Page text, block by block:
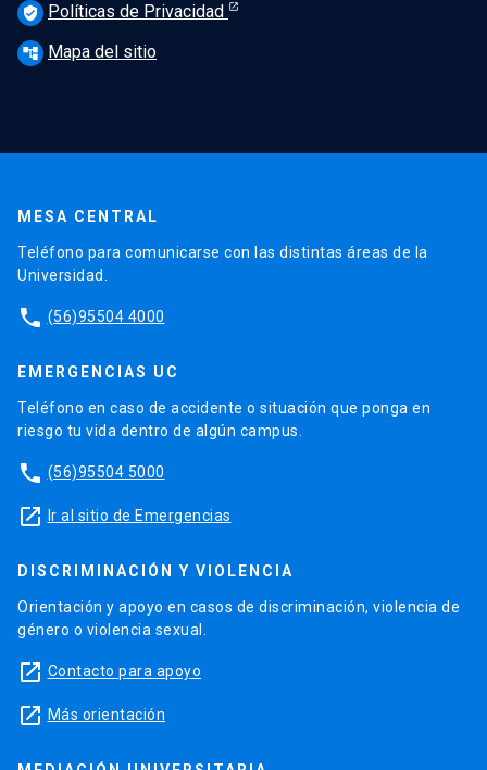
verified_user Políticas de Privacidad
account_tree Mapa del sitio
MESA CENTRAL
Teléfono para comunicarse con las distintas áreas de la
Universidad.
phone (56)95504 4000
EMERGENCIAS UC
Teléfono en caso de accidente o situación que ponga en
riesgo tu vida dentro de algún campus.
phone (56)95504 5000
launch Ir al sitio de Emergencias
DISCRIMINACIÓN Y VIOLENCIA
Orientación y apoyo en casos de discriminación, violencia de
género o violencia sexual.
launch Contacto para apoyo
launch Más orientación